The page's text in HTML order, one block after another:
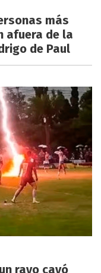
más
afuera de la
de Paul
rayo cayó